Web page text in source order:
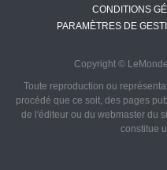
CONDITIONS
PARAMÈTRES DE
Copyright ©
Toute reproduction ou
procédé que ce soit, des pages
de l'éditeur ou du webmaster du
constitue